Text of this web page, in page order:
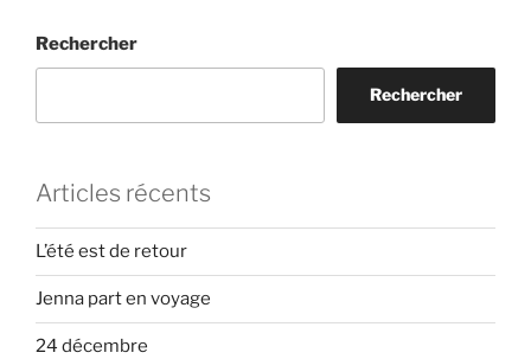
Rechercher
Rechercher
Articles récents
L’été est de retour
Jenna part en voyage
24 décembre